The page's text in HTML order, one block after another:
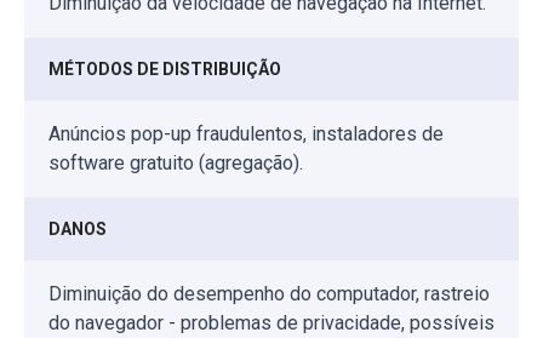
MÉTODOS DE DISTRIBUIÇÃO
Anúncios pop-up fraudulentos, instaladores de
software gratuito (agregação).
DANOS
Diminuição do desempenho do computador, rastreio
do navegador - problemas de privacidade, possíveis